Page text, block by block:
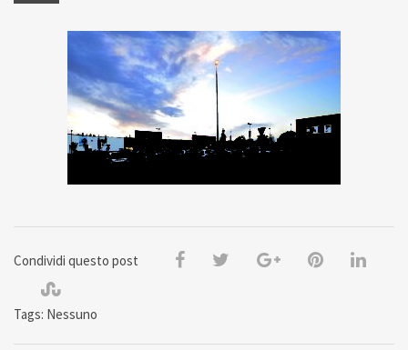
Condividi questo post
Tags: Nessuno